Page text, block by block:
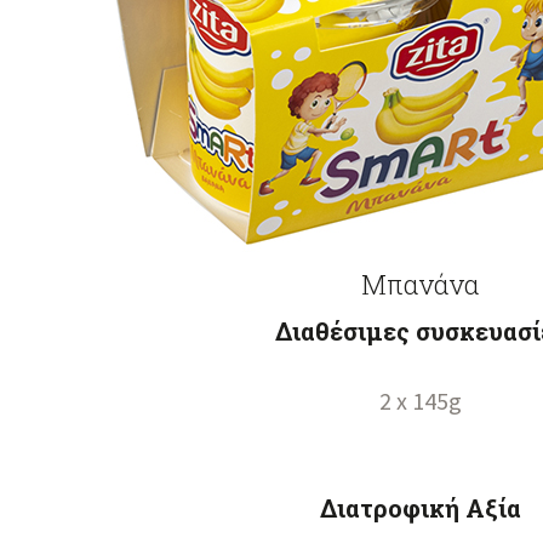
Μπανάνα
Διαθέσιμες
2 x 145g
Διατροφική Αξία